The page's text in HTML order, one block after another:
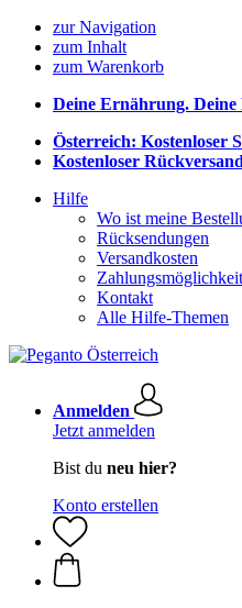
zur Navigation
zum Inhalt
zum Warenkorb
Deine Ernährung. Deine
Österreich: Kostenloser
Kostenloser Rückversand
Hilfe
Wo ist meine
Rücksendungen
Versandkosten
Kontakt
Alle Hilfe-Themen
Anmelden
Jetzt anmelden
Bist du neu hier?
Konto erstellen